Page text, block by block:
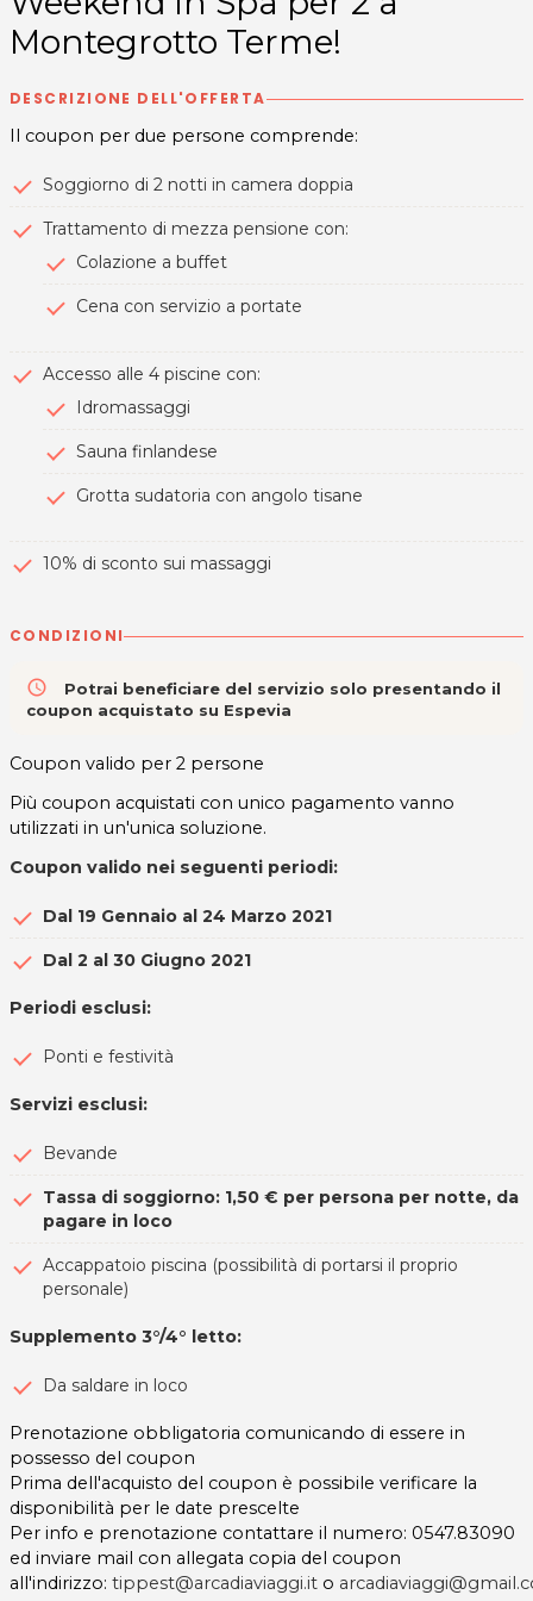
Montegrotto Terme!
DESCRIZIONE DELL'OFFERTA
Il coupon per due persone comprende:
Soggiorno di 2 notti in camera doppia
Trattamento di mezza pensione con:
Colazione a buffet
Cena con servizio a portate
Accesso alle 4 piscine con:
Idromassaggi
Sauna finlandese
Grotta sudatoria con angolo tisane
10% di sconto sui massaggi
CONDIZIONI
access_time
Potrai beneficiare del servizio solo presentando il
coupon acquistato su Espevia
Coupon valido per 2 persone
Più coupon acquistati con unico pagamento vanno
utilizzati in un'unica soluzione.
Coupon valido nei seguenti periodi:
Dal 19 Gennaio al 24 Marzo 2021
Dal 2 al 30 Giugno 2021
Periodi esclusi:
Ponti e festività
Servizi esclusi:
Bevande
Tassa di soggiorno: 1,50 € per persona per notte, da
pagare in loco
Accappatoio piscina (possibilità di portarsi il proprio
personale)
Supplemento 3°/4° letto:
Da saldare in loco
Prenotazione obbligatoria comunicando di essere in
possesso del coupon
Prima dell'acquisto del coupon è possibile verificare la
disponibilità per le date prescelte
Per info e prenotazione contattare il numero: 0547.83090
ed inviare mail con allegata copia del coupon
all'indirizzo: tippest@arcadiaviaggi.it o